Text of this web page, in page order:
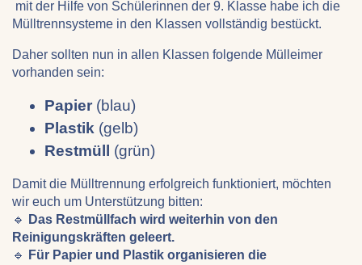
mit der Hilfe von Schülerinnen der 9. Klasse habe ich die
Mülltrennsysteme in den Klassen vollständig bestückt.
Daher sollten nun in allen Klassen folgende Mülleimer
vorhanden sein:
Papier (blau)
Plastik (gelb)
Restmüll
(grün)
Damit die Mülltrennung erfolgreich funktioniert, möchten
wir euch um Unterstützung bitten:
🔹
Das Restmüllfach wird weiterhin von den
Reinigungskräften geleert.
🔹
Für Papier und Plastik organisieren die